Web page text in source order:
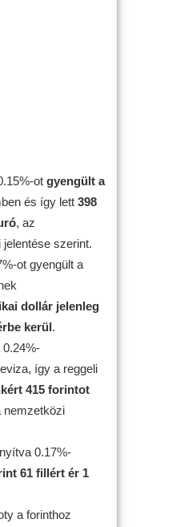
ot gyengült a
és így lett 398
, az
szerint.
ot gyengült a
dollár jelenleg
kerül.
így a reggeli
415 forintot
nemzetközi
0.17%-
61 fillért ér 1
a forinthoz